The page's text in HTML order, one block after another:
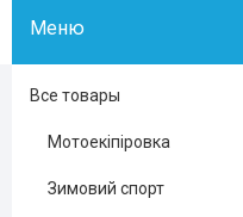
Все товары
Мотоекіпіровка
Зимовий спорт